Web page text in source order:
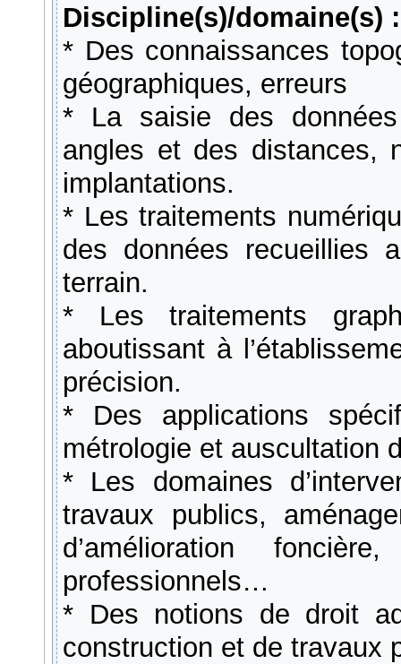
Discipline(s)/domaine(s) :
* Des connaissances
géographiques, erreurs
* La saisie des
angles et des distances,
implantations.
* Les traitements
des données recueillies
terrain.
* Les traitements
aboutissant à
précision.
* Des applications
métrologie et auscultation
* Les domaines
travaux publics,
d’amélioration
professionnels…
* Des notions de droit
construction et de travaux